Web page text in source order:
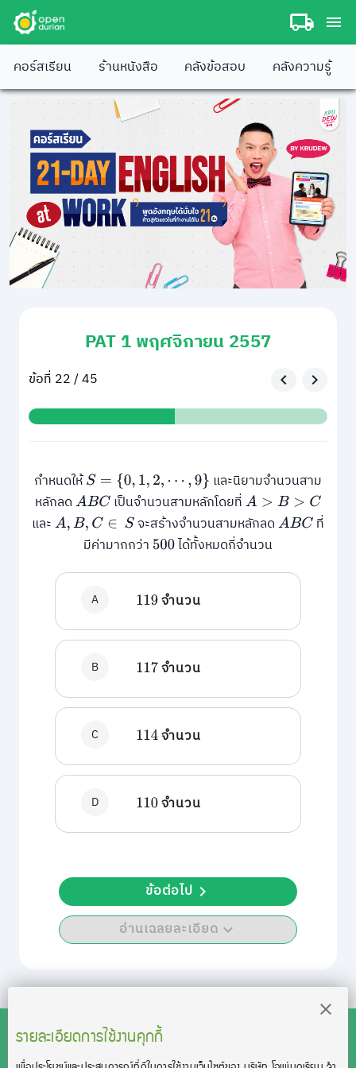
คอร์สเรียน ร้านหนังสือ คลังข้อสอบ คลังความรู้
PAT 1 พฤศจิกายน 2557
ข้อที่ 22 / 45
กำหนดให้S={0 1,2⋯,9}
และนิยามจำนวนสาม
หลักลดABC เป็นจำนวนสามหลักโดยที่A> B> C
และA,B,C∈S จะสร้างจำนวนสามหลักลดABC ที่
มีค่ามากกว่า 500ได้ทั้งหมดกี่จำนวน
A 119จำนวน
B 117จำนวน
C 114จำนวน
D 110จำนวน
อ่านเฉลยละเอียด
ข้อต่อไป
รายละเอียดการใช้งานคุกกี้